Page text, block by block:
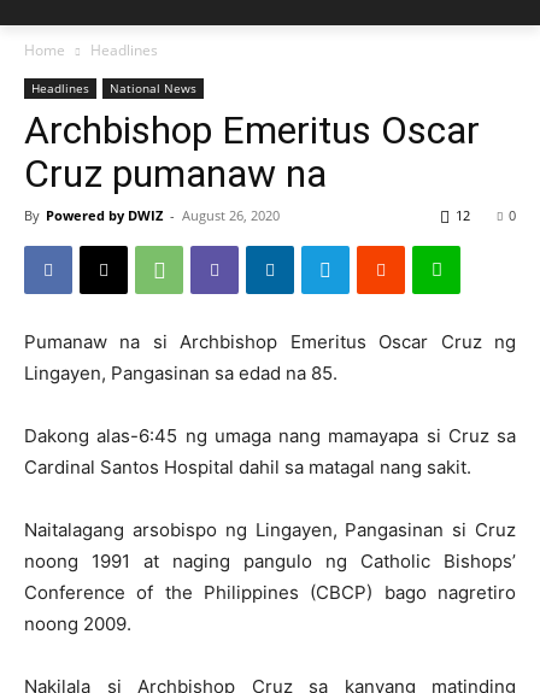
Home Headlines
Headlines National News
Archbishop Emeritus Oscar
Cruz pumanaw na
By Powered by DWIZ - August 26, 2020 0
12
Pumanaw na si Archbishop Emeritus Oscar Cruz ng
Lingayen, Pangasinan sa edad na 85.
Dakong alas-6:45 ng umaga nang mamayapa si Cruz sa
Cardinal Santos Hospital dahil sa matagal nang sakit.
Naitalagang arsobispo ng Lingayen, Pangasinan si Cruz
noong 1991 at naging pangulo ng Catholic Bishops’
Conference of the Philippines (CBCP) bago nagretiro
noong 2009.
Nakilala si Archbishop Cruz sa kanyang matinding